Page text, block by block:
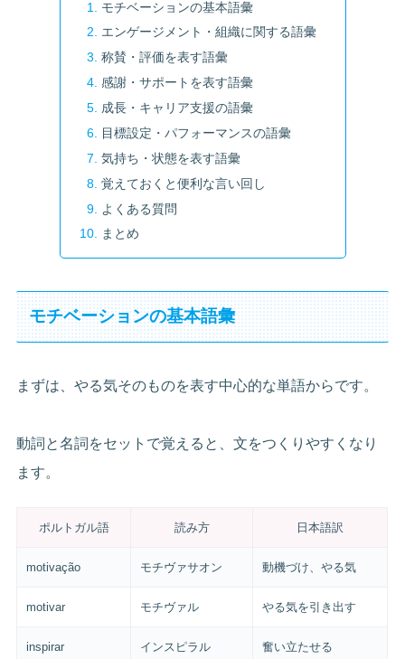
モチベーションの基本語彙
エンゲージメント・組織に関する語彙
称賛・評価を表す語彙
感謝・サポートを表す語彙
成長・キャリア支援の語彙
目標設定・パフォーマンスの語彙
気持ち・状態を表す語彙
覚えておくと便利な言い回し
よくある質問
まとめ
モチベーションの基本語彙
まずは、やる気そのものを表す中心的な単語からです。
動詞と名詞をセットで覚えると、文をつくりやすくなり
ます。
ポルトガル語 読み方 日本語訳
motivação モチヴァサオン 動機づけ、やる気
motivar モチヴァル やる気を引き出す
inspirar インスピラル 奮い立たせる